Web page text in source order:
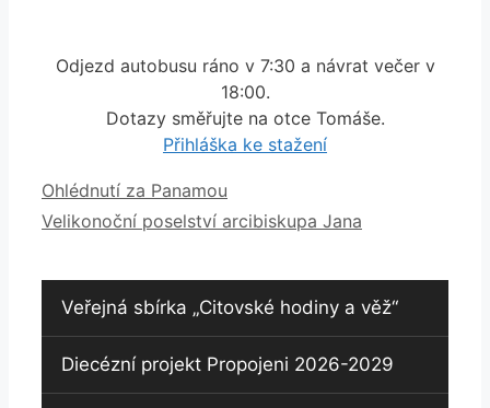
Odjezd autobusu ráno v 7:30 a návrat večer v
18:00.
Dotazy směřujte na otce Tomáše.
Přihláška ke stažení
Ohlédnutí za Panamou
Velikonoční poselství arcibiskupa Jana
Veřejná sbírka „Citovské hodiny a věž“
Diecézní projekt Propojeni 2026-2029